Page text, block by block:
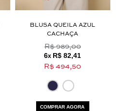
BLUSA QUEILA AZUL
CACHAÇA
R$ 989,00
6x R$ 82,41
R$ 494,50
COMPRAR AGORA